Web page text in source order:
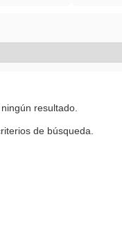
resultado.
de búsqueda.